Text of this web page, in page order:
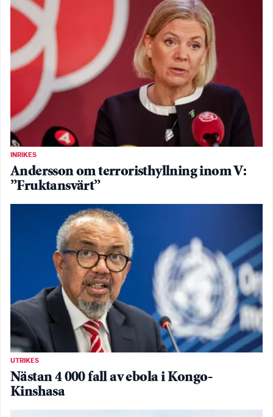
INRIKES
Andersson om terroristhyllning inom V:
”Fruktansvärt”
UTRIKES
Nästan 4 000 fall av ebola i Kongo-
Kinshasa